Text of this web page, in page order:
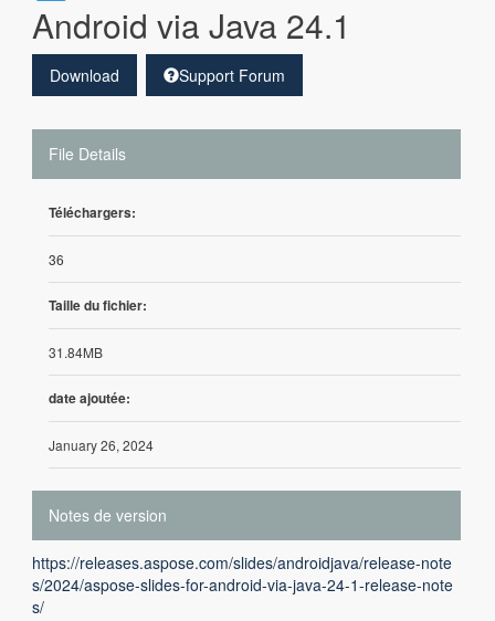
Android via Java 24.1
Download Support Forum
File Details
Téléchargers:
36
Taille du fichier:
31.84MB
date ajoutée:
January 26, 2024
Notes de version
https://releases.aspose.com/slides/androidjava/release-note
s/2024/aspose-slides-for-android-via-java-24-1-release-note
s/